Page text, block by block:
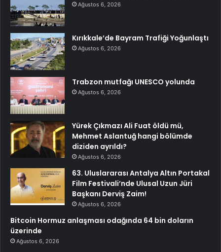
Ağustos 6, 2026
Kırıkkale’de Bayram Trafiği Yoğunlaştı
Ağustos 6, 2026
Trabzon mutfağı UNESCO yolunda
Ağustos 6, 2026
Yürek Çıkmazı Ali Fuat öldü mü,
Mehmet Aslantuğ hangi bölümde
diziden ayrıldı?
Ağustos 6, 2026
63. Uluslararası Antalya Altın Portakal
Film Festivali’nde Ulusal Uzun Jüri
Başkanı Derviş Zaim!
Ağustos 6, 2026
Bitcoin Hormuz anlaşması odağında 64 bin doların
üzerinde
Ağustos 6, 2026